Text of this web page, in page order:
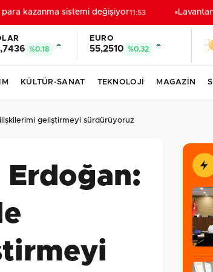
kazanma sistemi değişiyor11:53
%0.18
EURO
55,2510 %0.32
KÜLTÜR-SANAT TEKNOLOJİ MAGAZİN
geliştirmeyi sürdürüyoruz
Erdoğan: